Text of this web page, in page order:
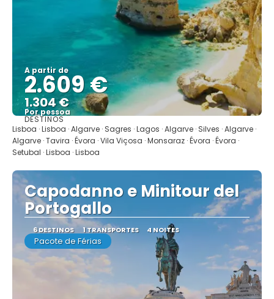
A partir de
2.609 €
1.304 €
Por pessoa
Mostrar
DESTINOS
Lisboa · Lisboa · Algarve · Sagres · Lagos · Algarve · Silves · Algarve ·
Algarve · Tavira · Évora · Vila Viçosa · Monsaraz · Évora · Évora ·
Setubal · Lisboa · Lisboa
Capodanno e Minitour del
Portogallo
6 DESTINOS 1 TRANSPORTES 4 NOITES
Pacote de Férias